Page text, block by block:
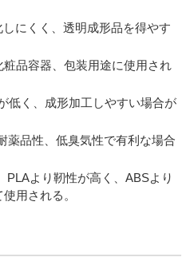
にくく、透明成形品を得やす
品容器、包装用途に使用され
低く、成形加工しやすい場合が
薬品性、低臭気性で有利な場合
PLAより靭性が高く、ABSより
用される。